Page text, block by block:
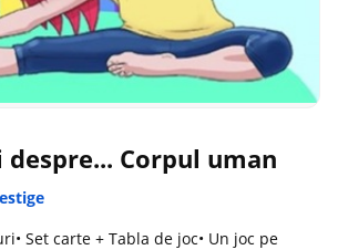
Corpul uman
Set carte + Tabla de joc• Un joc pe